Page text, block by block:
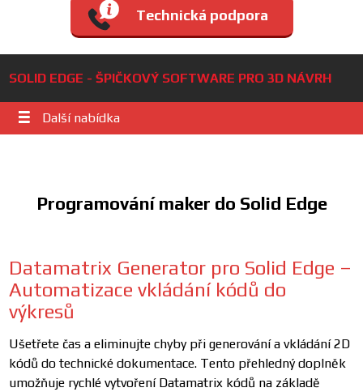
Technická podpora
SOLID EDGE - ŠPIČKOVÝ SOFTWARE PRO 3D NÁVRH
Další nabídka
Programování maker do Solid Edge
Datamatrix Generator pro Solid Edge –
Automatizace vkládání kódů do
výkresů
Ušetřete čas a eliminujte chyby při generování a vkládání 2D
kódů do technické dokumentace. Tento přehledný doplněk
umožňuje rychlé vytvoření Datamatrix kódů na základě